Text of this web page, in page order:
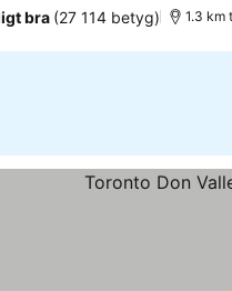
bra (27 114 betyg) 1.3 km